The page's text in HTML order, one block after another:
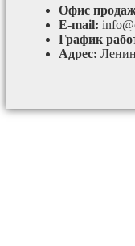
Офис продаж
E-mail:
График
Адрес: